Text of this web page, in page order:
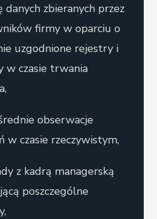
danych zbieranych przez
firmy w oparciu o
uzgodnione rejestry i
w czasie trwania
obserwacje
w czasie rzeczywistym,
z kadrą managerską
poszczególne